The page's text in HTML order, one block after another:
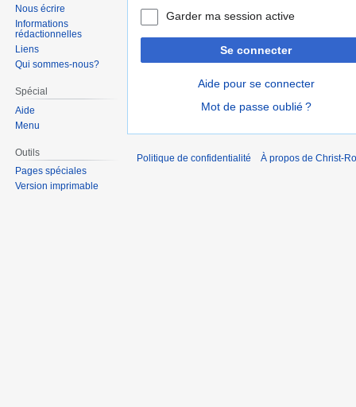
Garder ma session active
Se connecter
Aide pour se connecter
Mot de passe oublié ?
Nous écrire
Informations
rédactionnelles
Liens
Qui sommes-nous?
Spécial
Aide
Menu
Outils
Pages spéciales
Version imprimable
Politique de confidentialité À propos de Christ-